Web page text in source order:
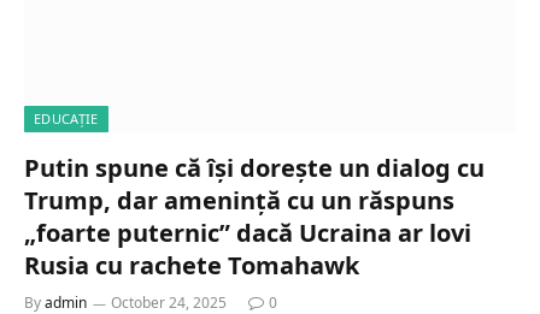
EDUCAȚIE
Putin spune că își dorește un dialog cu
Trump, dar amenință cu un răspuns
„foarte puternic” dacă Ucraina ar lovi
Rusia cu rachete Tomahawk
Byadmin October 24, 2025 0